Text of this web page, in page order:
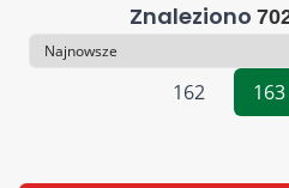
Znaleziono
Sortowanie
162
163